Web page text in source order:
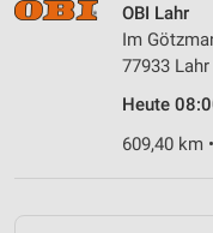
OBI Lahr
Im
77933 Lahr
Heute
609,40 km